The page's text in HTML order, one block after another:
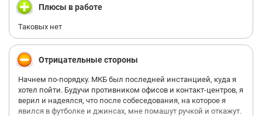
Плюсы в работе
Таковых нет
Отрицательные стороны
Начнем по-порядку. МКБ был последней инстанцией, куда я
хотел пойти. Будучи противником офисов и контакт-центров, я
верил и надеялся, что после собеседования, на которое я
явился в футболке и джинсах, мне помашут ручкой и откажут.